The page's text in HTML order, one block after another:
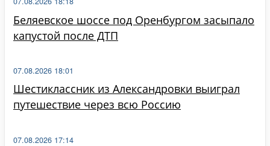
Беляевское шоссе под Оренбургом засыпало
капустой после ДТП
Шестиклассник из Александровки выиграл
путешествие через всю Россию
07.08.2026 18:01
07.08.2026 17:14